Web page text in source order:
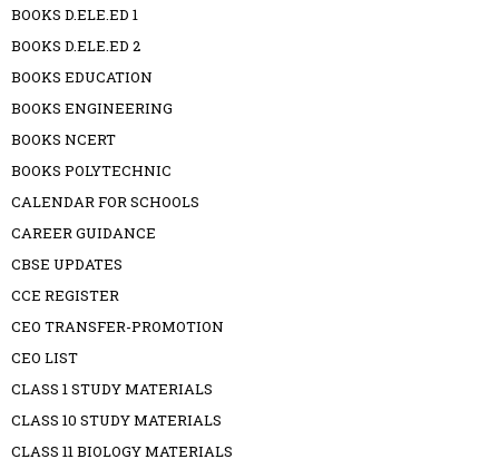
BOOKS D.ELE.ED 1
BOOKS D.ELE.ED 2
BOOKS EDUCATION
BOOKS ENGINEERING
BOOKS NCERT
BOOKS POLYTECHNIC
CALENDAR FOR SCHOOLS
CAREER GUIDANCE
CBSE UPDATES
CCE REGISTER
CEO TRANSFER-PROMOTION
CEO LIST
CLASS 1 STUDY MATERIALS
CLASS 10 STUDY MATERIALS
CLASS 11 BIOLOGY MATERIALS